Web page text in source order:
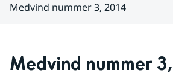
Medvind nummer 3, 2014
Medvind nummer